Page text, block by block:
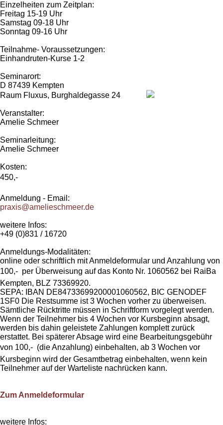
Einzelheiten zum Zeitplan:
Freitag 15-19 Uhr
Samstag 09-18 Uhr
Sonntag 09-16 Uhr
Teilnahme- Voraussetzungen:
Einhandruten-Kurse 1-2
Seminarort:
D 87439 Kempten
Raum Fluxus, Burghaldegasse 24
Veranstalter:
Amelie Schmeer
Seminarleitung:
Amelie Schmeer
Kosten:
450,-
Anmeldung - Email:
praxis@amelieschmeer.de
weitere Infos:
+49 (0)831 / 16720
Anmeldungs-Modalitäten:
online oder schriftlich mit Anmeldeformular und Anzahlung von
100,-  per Überweisung auf das Konto Nr. 1060562 bei RaiBa
Kempten, BLZ 73369920.
SEPA: IBAN DE84733699200001060562, BIC GENODEF
1SF0 Die Restsumme ist 3 Wochen vorher zu überweisen.
Sämtliche Rücktritte müssen in Schriftform vorgelegt werden.
Wenn der Teilnehmer bis 4 Wochen vor Kursbeginn absagt,
werden bis dahin geleistete Zahlungen komplett zurück
erstattet. Bei späterer Absage wird eine Bearbeitungsgebühr
von 100,-  (die Anzahlung) einbehalten, ab 3 Wochen vor
Kursbeginn wird der Gesamtbetrag einbehalten, wenn kein
Teilnehmer auf der Warteliste nachrücken kann.
Zum Anmeldeformular
weitere Infos: